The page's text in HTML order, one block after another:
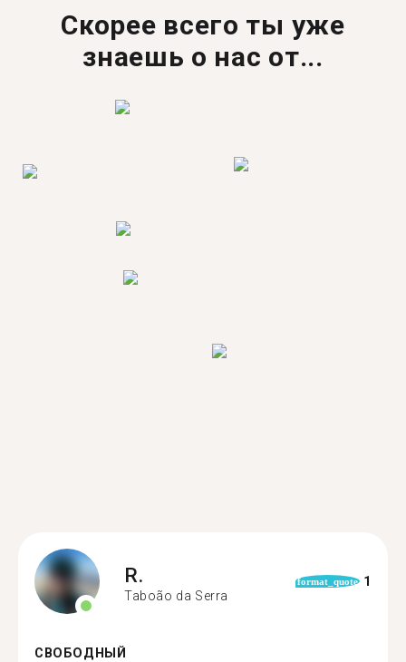
Скорее всего ты уже
знаешь о нас от...
R.
Taboão da Serra
format_quote 1
СВОБОДНЫЙ